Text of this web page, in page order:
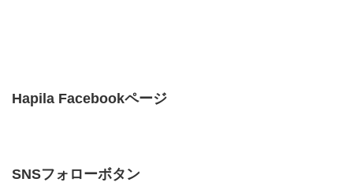
Hapila Facebookページ
SNSフォローボタン